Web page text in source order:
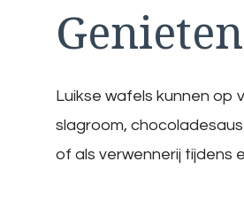
Luikse wafels kunnen op
slagroom,
of als verwennerij tijdens